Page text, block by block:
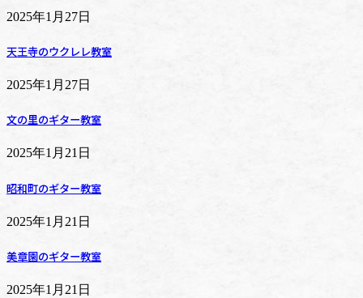
2025年1月27日
天王寺のウクレレ教室
2025年1月27日
文の里のギター教室
2025年1月21日
昭和町のギター教室
2025年1月21日
美章園のギター教室
2025年1月21日